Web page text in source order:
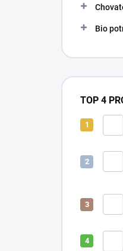
Bio
TOP 4